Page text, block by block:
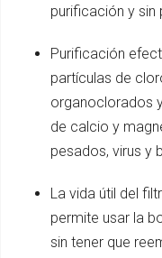
purificación y sin
Purificación
partículas de
organoclorados
de calcio y
pesados, virus y
La vida útil del
permite usar la
sin tener que